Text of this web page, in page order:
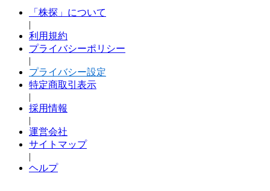
「株探」について
|
利用規約
プライバシーポリシー
|
プライバシー設定
特定商取引表示
|
採用情報
|
運営会社
サイトマップ
|
ヘルプ